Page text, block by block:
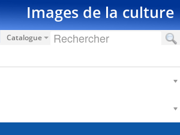
Images de la culture
Catalogue